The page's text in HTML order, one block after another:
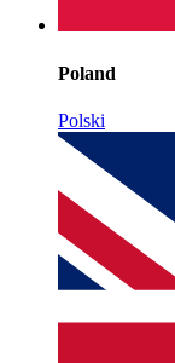
Poland
Polski